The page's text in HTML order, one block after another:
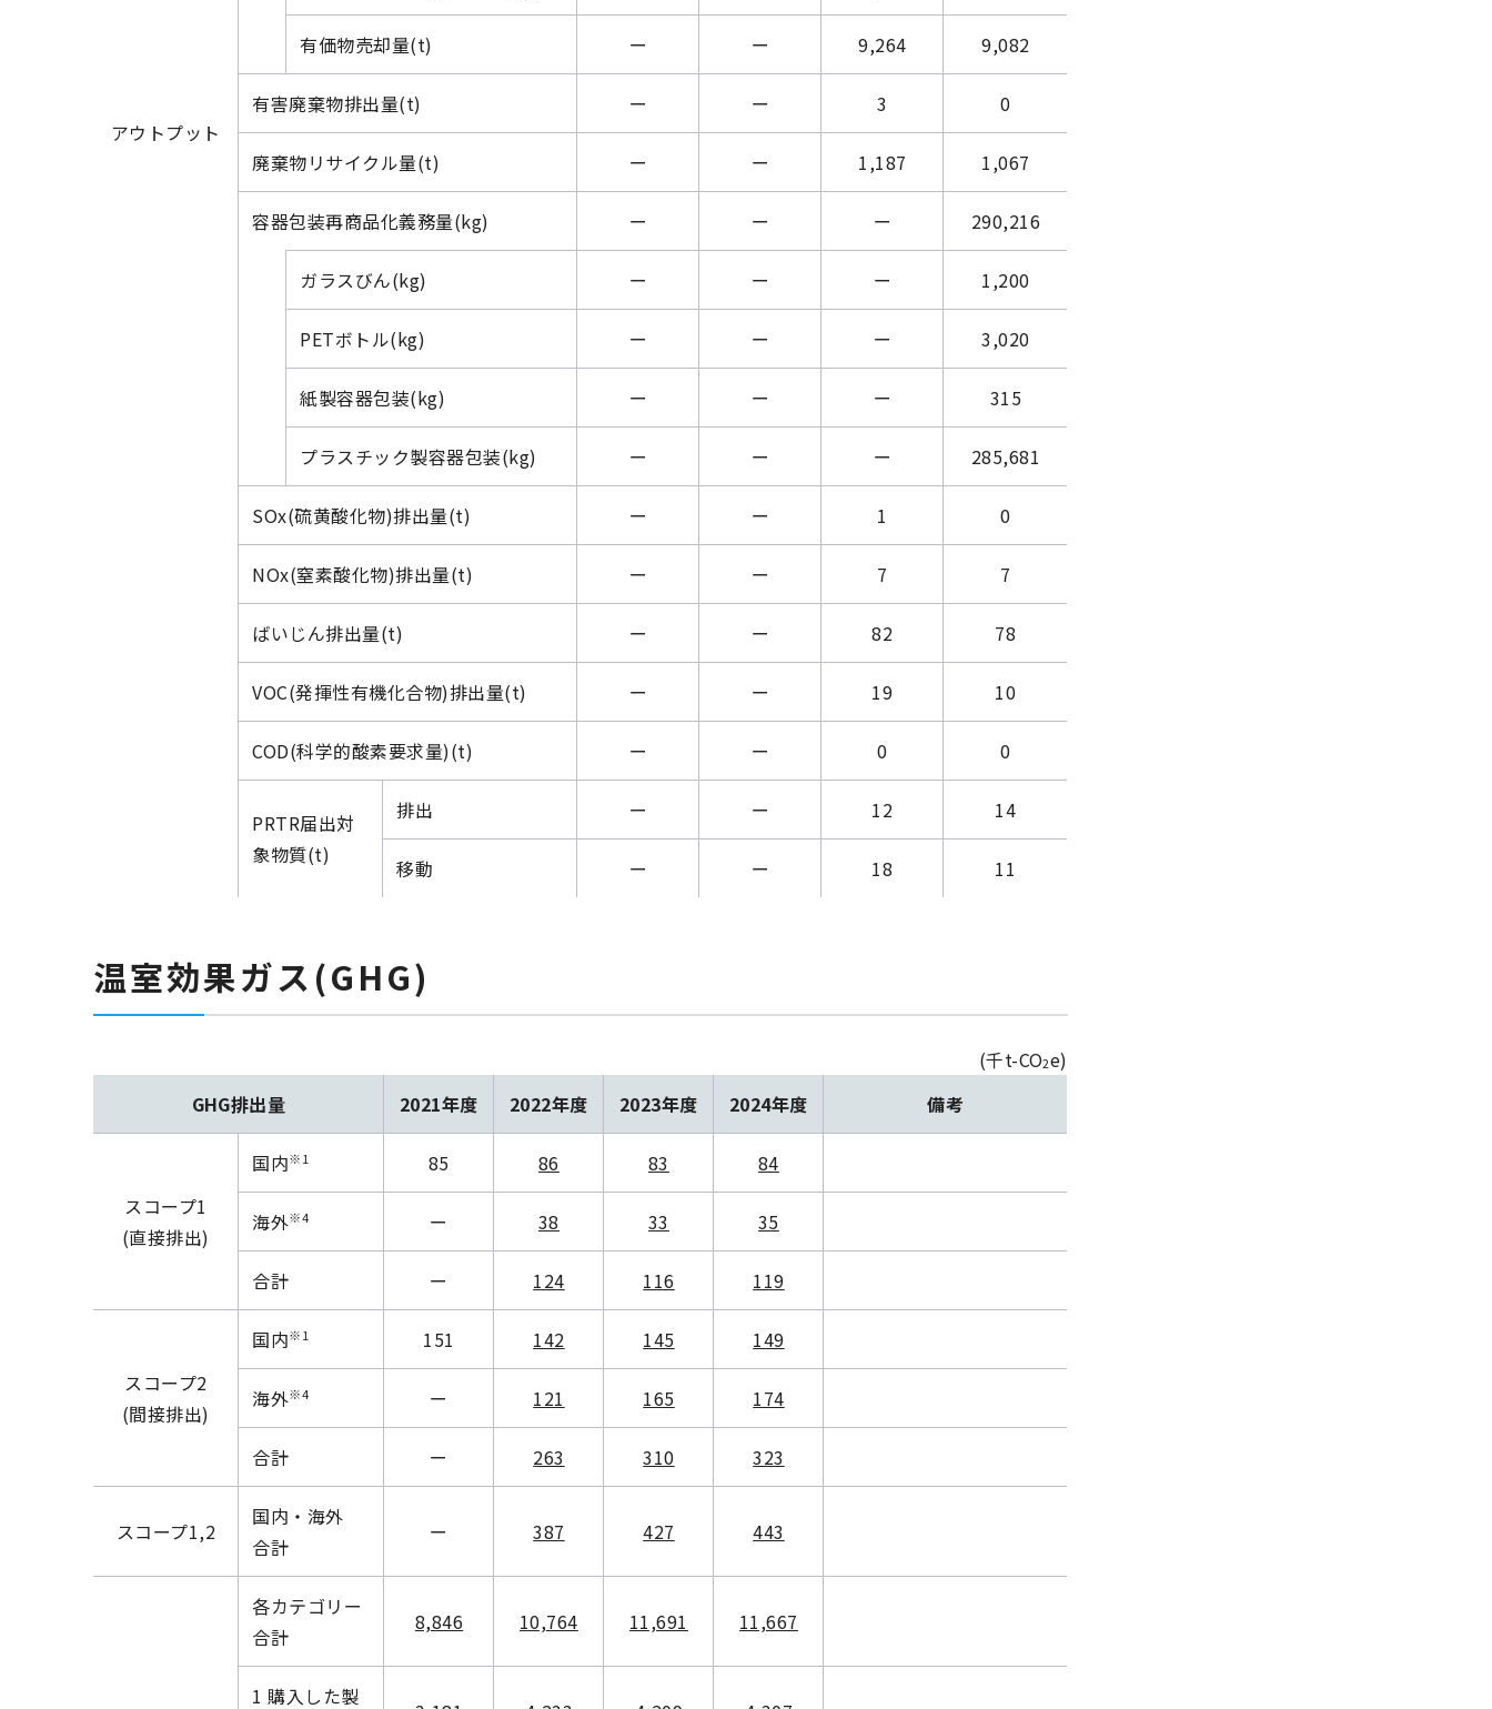
アウトプット
有価物売却量(t) ー ー 9,264 9,082
有害廃棄物排出量(t) ー ー 3 0
廃棄物リサイクル量(t) ー ー 1,187 1,067
容器包装再商品化義務量(kg) ー ー ー 290,216
ガラスびん(kg) ー ー ー 1,200
PETボトル(kg) ー ー ー 3,020
紙製容器包装(kg) ー ー ー 315
プラスチック製容器包装(kg) ー ー ー 285,681
SOx(硫黄酸化物)排出量(t) ー ー 1 0
NOx(窒素酸化物)排出量(t) ー ー 7 7
ばいじん排出量(t) ー ー 82 78
VOC(発揮性有機化合物)排出量(t) ー ー 19 10
COD(科学的酸素要求量)(t) ー ー 0 0
PRTR届出対
象物質(t)
排出 ー ー 12 14
移動 ー ー 18 11
温室効果ガス(GHG)
(千t-CO2e)
GHG排出量
2021年度 2022年度 2023年度 2024年度 備考
スコープ1
(直接排出)
国内※1 85 86 83 84
海外※4 ー 38 33 35
合計 ー 124 116 119
スコープ2
(間接排出)
国内※1 151 142 145 149
海外※4 ー 121 165 174
合計 ー 263 310 323
スコープ1,2
国内・海外
合計
ー 387 427 443
各カテゴリー
合計
8,846 10,764 11,691 11,667
1 購入した製